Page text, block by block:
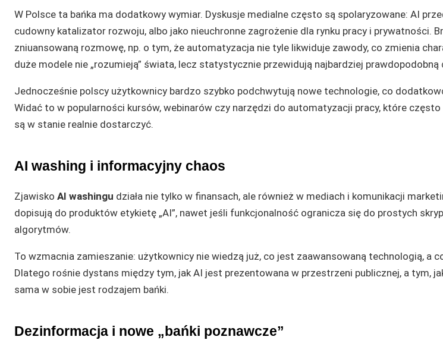
W Polsce ta bańka ma dodatkowy wymiar. Dyskusje medialne często są spolaryzowane: AI
cudowny katalizator rozwoju, albo jako nieuchronne zagrożenie dla rynku pracy i prywatności.
zniuansowaną rozmowę, np. o tym, że automatyzacja nie tyle likwiduje zawody, co zmienia
duże modele nie „rozumieją” świata, lecz statystycznie przewidują najbardziej prawdopodobną
Jednocześnie polscy użytkownicy bardzo szybko podchwytują nowe technologie, co
Widać to w popularności kursów, webinarów czy narzędzi do automatyzacji pracy, które często
są w stanie realnie dostarczyć.
AI washing i informacyjny chaos
Zjawisko AI washingu działa nie tylko w finansach, ale również w mediach i komunikacji
dopisują do produktów etykietę „AI”, nawet jeśli funkcjonalność ogranicza się do prostych
algorytmów.
To wzmacnia zamieszanie: użytkownicy nie wiedzą już, co jest zaawansowaną technologią, a
Dlatego rośnie dystans między tym, jak AI jest prezentowana w przestrzeni publicznej, a tym,
sama w sobie jest rodzajem bańki.
Dezinformacja i nowe „bańki poznawcze”